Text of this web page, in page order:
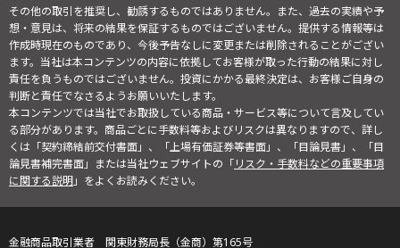
その他の取引を推奨し、勧誘するものではありません。また、過去の実績や予
想・意見は、将来の結果を保証するものではございません。提供する情報等は
作成時現在のものであり、今後予告なしに変更または削除されることがござい
ます。当社は本コンテンツの内容に依拠してお客様が取った行動の結果に対し
責任を負うものではございません。投資にかかる最終決定は、お客様ご自身の
判断と責任でなさるようお願いいたします。
本コンテンツでは当社でお取扱している商品・サービス等について言及してい
る部分があります。商品ごとに手数料等およびリスクは異なりますので、詳し
くは「契約締結前交付書面」、「上場有価証券等書面」、「目論見書」、「目
論見書補完書面」または当社ウェブサイトの「リスク・手数料などの重要事項
に関する説明」をよくお読みください。
金融商品取引業者 関東財務局長（金商）第165号